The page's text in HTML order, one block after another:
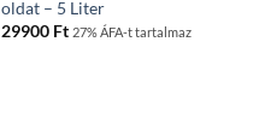
oldat – 5 Liter
29900 Ft 27% ÁFA-t tartalmaz